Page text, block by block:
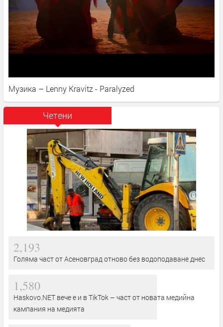
Музика – Lenny Kravitz - Paralyzed
Четени
2,193
Голяма част от Асеновград отново без водоподаване днес
1,580
Haskovo.NET вече е и в TikTok – част от новата медийна
кампания на медията